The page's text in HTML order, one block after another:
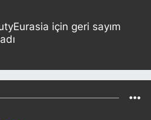
için geri sayım